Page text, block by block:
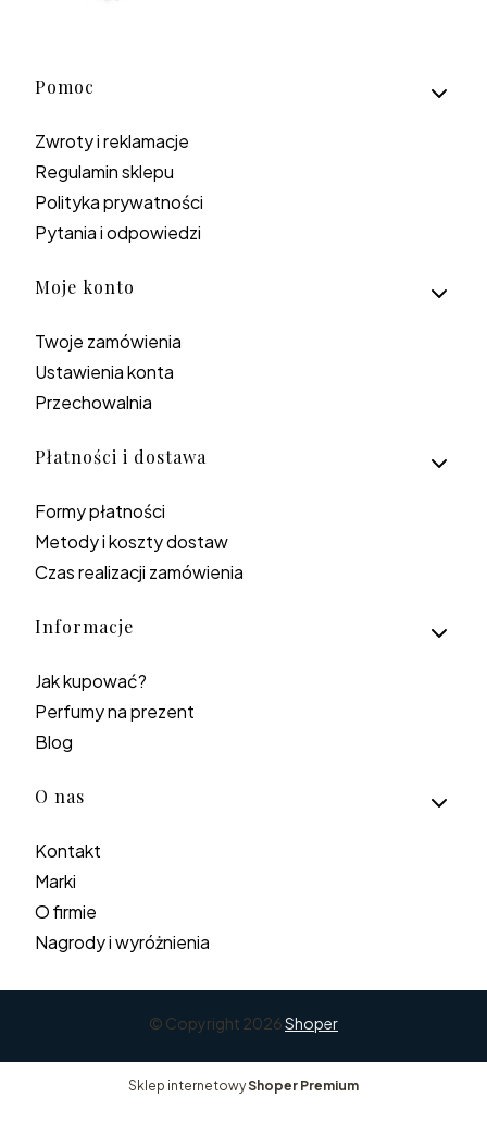
Linki w stopce
Pomoc
Zwroty i reklamacje
Regulamin sklepu
Polityka prywatności
Pytania i odpowiedzi
Moje konto
Twoje zamówienia
Ustawienia konta
Przechowalnia
Płatności i dostawa
Formy płatności
Metody i koszty dostaw
Czas realizacji zamówienia
Informacje
Jak kupować?
Perfumy na prezent
Blog
O nas
Kontakt
Marki
O firmie
Nagrody i wyróżnienia
© Copyright 2026Shoper
Sklep internetowyShoper Premium